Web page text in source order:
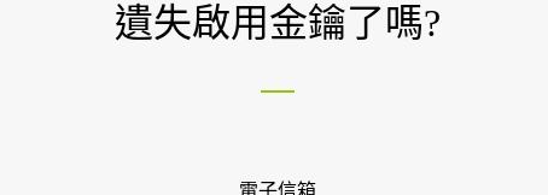
遺失啟用金鑰了嗎?
電子信箱